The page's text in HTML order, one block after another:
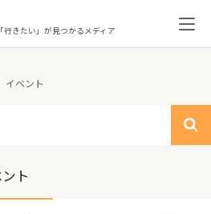
「行きたい」が見つかるメディア
イベント
ト